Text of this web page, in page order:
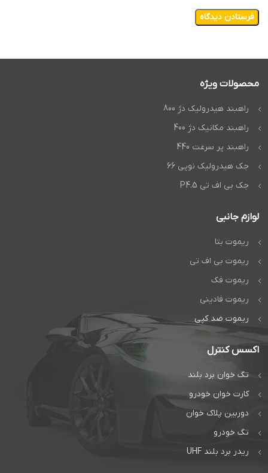
محصولات ویژه
راهبند هیدرولیک دژ 800
راهبند مکانیک دژ 400
راهبند پر سرعت 440
جک هیدرولیک نوپی 66
جک بی اف تی P4.5
لوازم جانبی
ریموت بتا
ریموت بی اف تی
ریموت فک
ریموت فادینی
ریموت ضد کپی
اکسس کنترل
تگ خوان برد بلند
کارت خوان خودرو
دوربین پلاک خوان
تگ خودرو
ریدر برد بلند UHF